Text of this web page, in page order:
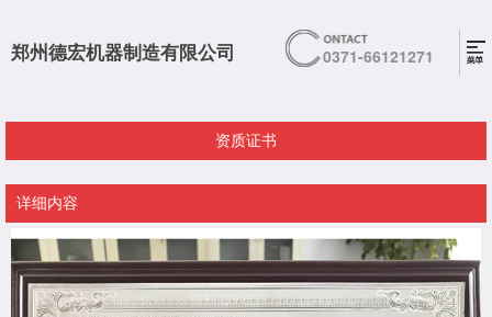
郑州德宏机器制造有限公司 0371-66121271
资质证书
详细内容